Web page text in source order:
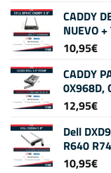
CADDY
NUEVO +
10,95€
CADDY
0X968D,
12,95€
Dell
R640
10,95€